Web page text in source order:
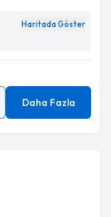
Haritada Göster
Daha Fazla